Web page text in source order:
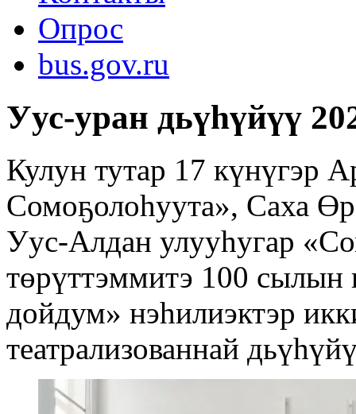
Опрос
bus.gov.ru
Уус-уран дьүһүйүү
Кулун тутар 17 күнүгэр
Сомоҕолоһуута», Саха
Уус-Алдан улууһугар
төрүттэммитэ 100
дойдум» нэһилиэктэр
театрализованнай